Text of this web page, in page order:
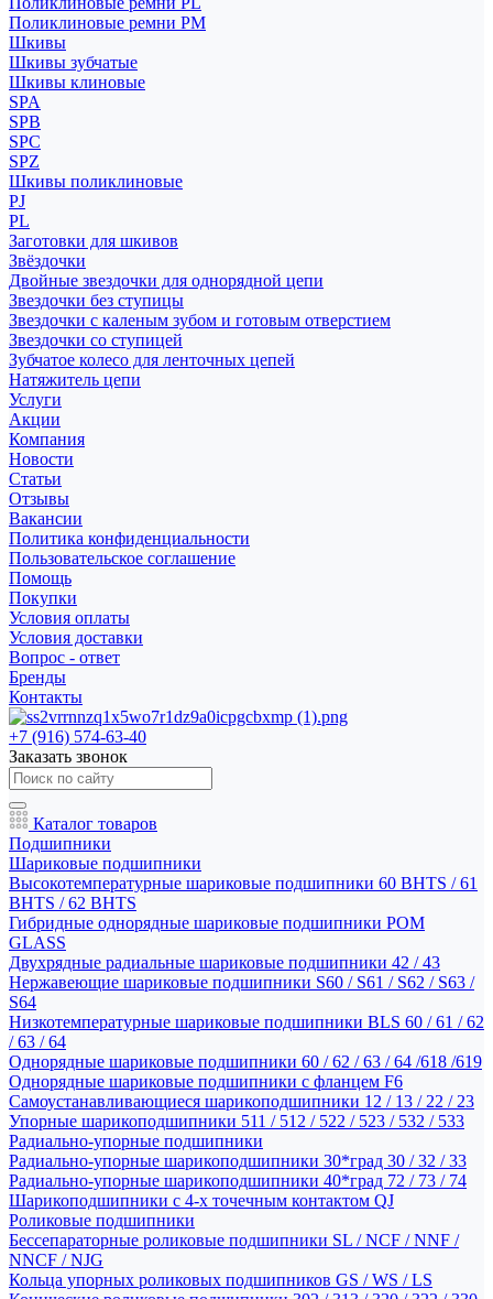
Поликлиновые ремни PM
Шкивы
Шкивы зубчатые
Шкивы клиновые
SPA
SPB
SPC
SPZ
Шкивы поликлиновые
PJ
PL
Заготовки для шкивов
Звёздочки
Двойные звездочки для однорядной цепи
Звездочки без ступицы
Звездочки с каленым зубом и готовым отверстием
Звездочки со ступицей
Зубчатое колесо для ленточных цепей
Натяжитель цепи
Услуги
Акции
Компания
Новости
Статьи
Отзывы
Вакансии
Политика конфиденциальности
Пользовательское соглашение
Помощь
Покупки
Условия оплаты
Условия доставки
Вопрос - ответ
Бренды
Контакты
+7 (916) 574-63-40
Заказать звонок
Каталог товаров
Подшипники
Шариковые подшипники
Высокотемпературные шариковые подшипники 60 BHTS / 61
BHTS / 62 BHTS
Гибридные однорядные шариковые подшипники POM
GLASS
Двухрядные радиальные шариковые подшипники 42 / 43
Нержавеющие шариковые подшипники S60 / S61 / S62 / S63 /
S64
Низкотемпературные шариковые подшипники BLS 60 / 61 / 62
/ 63 / 64
Однорядные шариковые подшипники 60 / 62 / 63 / 64 /618 /619
Однорядные шариковые подшипники с фланцем F6
Самоустанавливающиеся шарикоподшипники 12 / 13 / 22 / 23
Упорные шарикоподшипники 511 / 512 / 522 / 523 / 532 / 533
Радиально-упорные подшипники
Радиально-упорные шарикоподшипники 30*град 30 / 32 / 33
Радиально-упорные шарикоподшипники 40*град 72 / 73 / 74
Шарикоподшипники с 4-х точечным контактом QJ
Роликовые подшипники
Бессепараторные роликовые подшипники SL / NCF / NNF /
NNCF / NJG
Кольца упорных роликовых подшипников GS / WS / LS